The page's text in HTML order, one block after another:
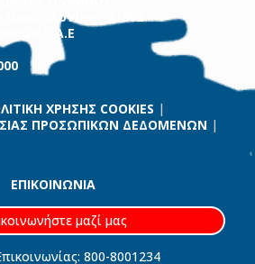
41002
Α.Ε
ΧΡΗΣΗΣ COOKIES |
ΠΡΟΣΩΠΙΚΩΝ ΔΕΔΟΜΕΝΩΝ |
ΕΠΙΚΟΙΝΩΝΙΑ
μαζί μας
800-8001234